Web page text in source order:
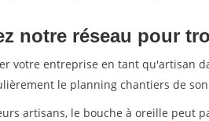
notre réseau pour
votre entreprise en tant qu'artisan
le planning chantiers de
artisans, le bouche à oreille peut